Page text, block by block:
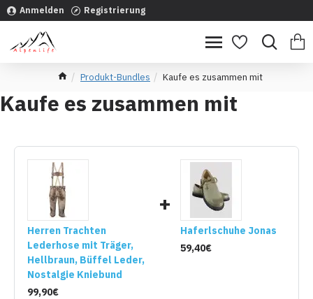
Anmelden Registrierung
Produkt-Bundles Kaufe es zusammen mit
Kaufe es zusammen mit
Herren Trachten
Lederhose mit Träger,
Hellbraun, Büffel Leder,
Nostalgie Kniebund
99,90€
+
Haferlschuhe Jonas
59,40€